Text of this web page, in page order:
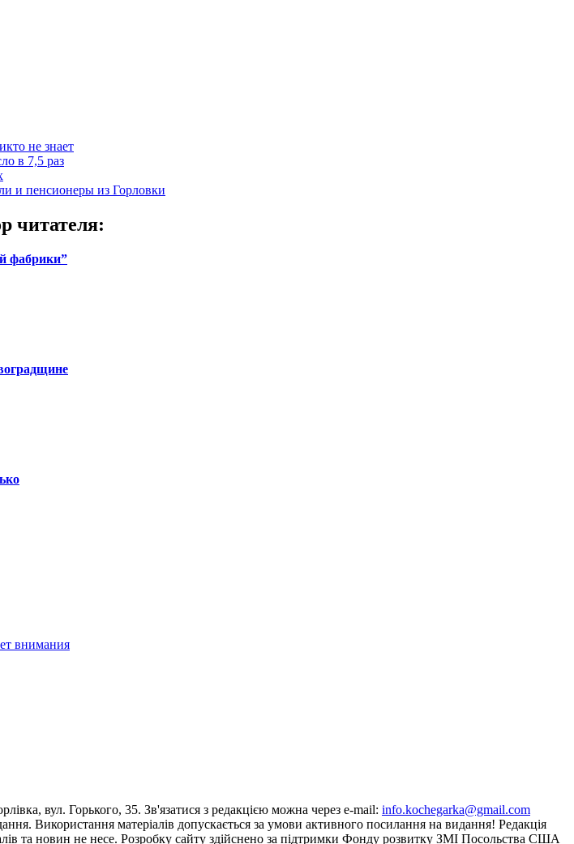
не знает
в 7,5 раз
и пенсионеры из Горловки
читателя:
фабрики”
внимания
вул. Горького, 35. Зв'язатися з редакцією можна через e-mail: info.kochegarka@gmail.com
Використання матеріалів допускається за умови активного посилання на видання! Редакція
та новин не несе. Розробку сайту здійснено за підтримки Фонду розвитку ЗМІ Посольства США